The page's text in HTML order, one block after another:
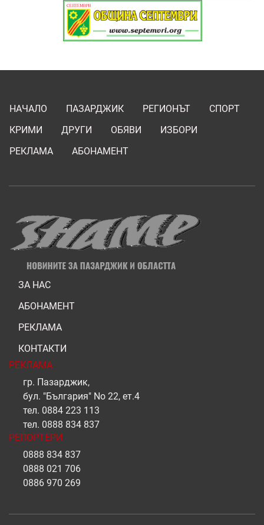
НАЧАЛО ПАЗАРДЖИК РЕГИОНЪТ
СПОРТ
КРИМИ
ДРУГИ ОБЯВИ
ИЗБОРИ
РЕКЛАМА
АБОНАМЕНТ
ЗА НАС
АБОНАМЕНТ
РЕКЛАМА
КОНТАКТИ
РЕКЛАМА
гр. Пазарджик,
бул. "България" No 22, ет.4
тел. 0884 223 113
тел. 0888 834 837
РЕПОРТЕРИ
0888 834 837
0888 021 706
0886 970 269